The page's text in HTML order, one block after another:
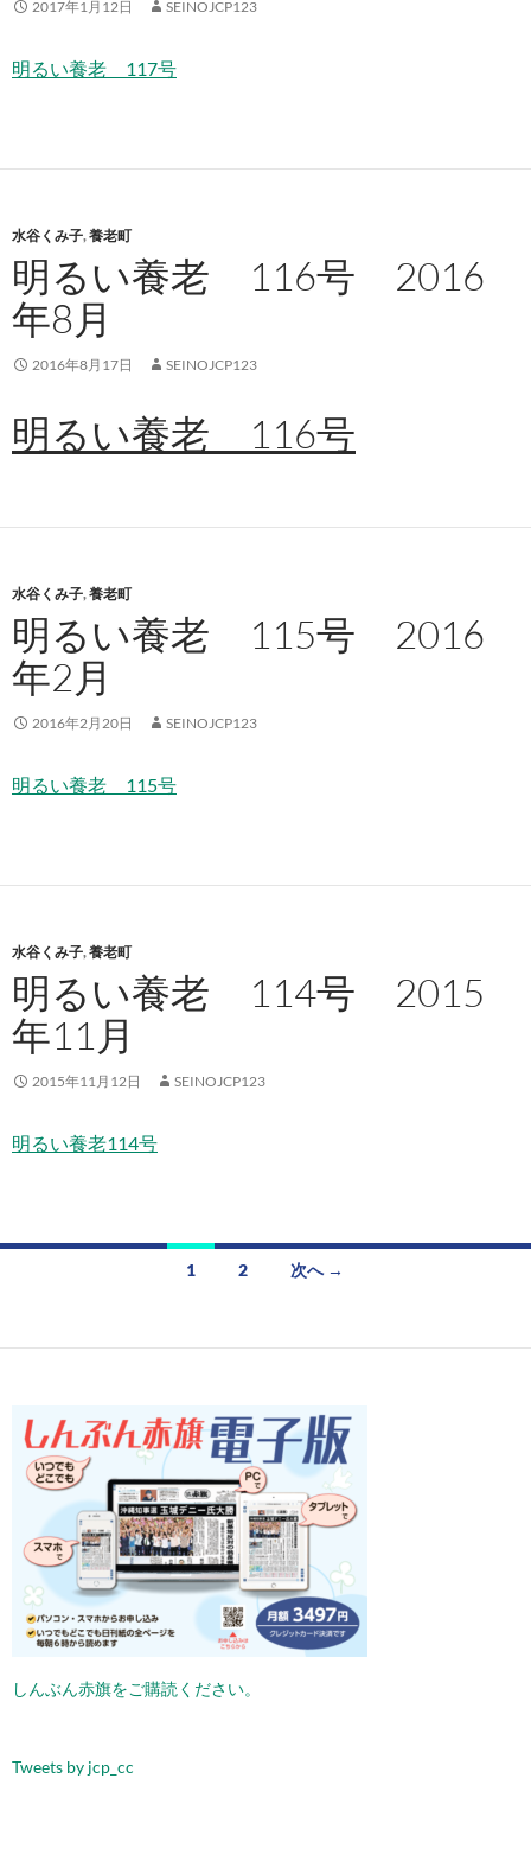
2017年1月12日 SEINOJCP123
明るい養老 117号
水谷くみ子,養老町
明るい養老 116号 2016
年8月
2016年8月17日 SEINOJCP123
明るい養老 116号
水谷くみ子,養老町
明るい養老 115号 2016
年2月
2016年2月20日 SEINOJCP123
明るい養老 115号
水谷くみ子,養老町
明るい養老 114号 2015
年11月
2015年11月12日 SEINOJCP123
明るい養老114号
ナ
ゲ
ー
ョ
ン
1 2 次へ →
しんぶん赤旗をご購読ください。
Tweets by jcp_cc